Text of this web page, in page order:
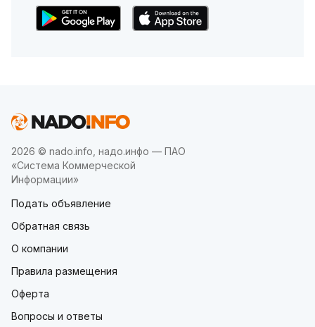
2026 © nado.info, надо.инфо — ПАО
«Система Коммерческой
Информации»
Подать объявление
Обратная связь
О компании
Правила размещения
Оферта
Вопросы и ответы